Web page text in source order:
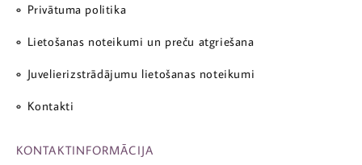
Privātuma politika
Lietošanas noteikumi un preču atgriešana
Juvelierizstrādājumu lietošanas noteikumi
Kontakti
KONTAKTINFORMĀCIJA